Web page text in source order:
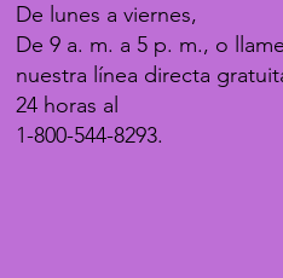
De lunes a viernes,
De 9 a. m. a 5 p. m., o
nuestra línea directa
24 horas al
1-800-544-8293.